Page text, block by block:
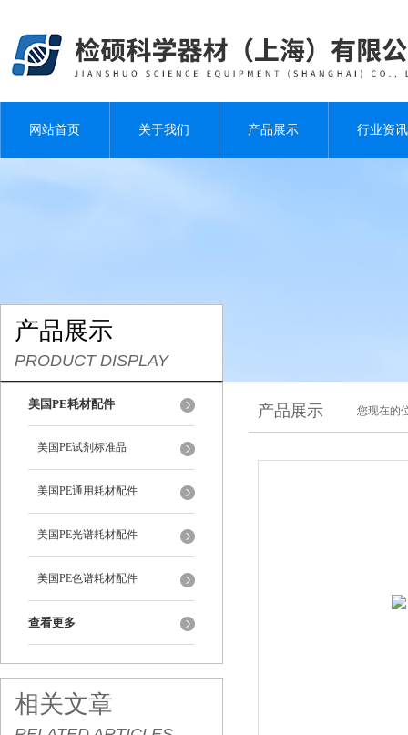
网站首页 关于我们 产品展示 行业资讯
产品展示
PRODUCT DISPLAY
美国PE耗材配件
美国PE试剂标准品
美国PE通用耗材配件
美国PE光谱耗材配件
美国PE色谱耗材配件
查看更多
相关文章
产品展示 您现在的